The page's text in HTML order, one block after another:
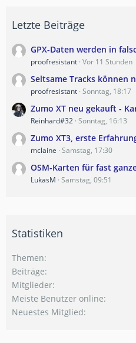
Letzte Beiträge
GPX-Daten werden in
proofresistant Vor 11 Stunden
Seltsame Tracks können
proofresistant Sonntag, 18:17
Zumo XT neu gekauft -
Reinhard#32 Sonntag, 16:13
Zumo XT3, erste
mclaine Samstag, 17:30
OSM-Karten für fast
LukasM Samstag, 09:51
Statistiken
Themen
Beiträge
Mitglieder
Meiste Benutzer online
Neuestes Mitglied